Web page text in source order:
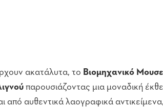
ακατάλυτα, το Βιομηχανικό
παρουσιάζοντας μια μοναδική
από αυθεντικά λαογραφικά